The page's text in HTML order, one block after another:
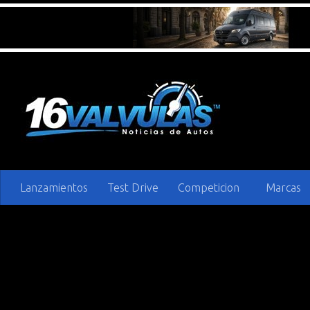
Lanzamientos Test Drive Competicion Marcas